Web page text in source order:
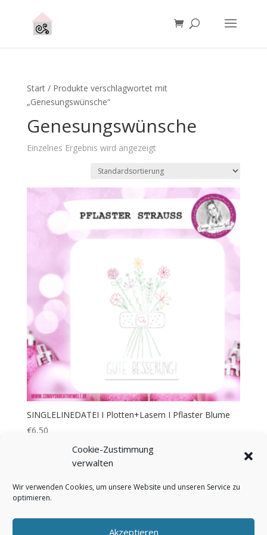
Cookie-Zustimmung
verwalten
Wir verwenden Cookies, um unsere Website und unseren Service zu
optimieren.
Akzeptieren
Start/ Produkte verschlagwortet mit
„Genesungswünsche“
Genesungswünsche
Einzelnes Ergebnis wird angezeigt
SINGLELINEDATEI I Plotten+Lasern I Pflaster Blume
€6,50
Bezahlung & Versand
AGB
Impressum Über mich
Kontakt
Cookie-Richtlinie (EU)